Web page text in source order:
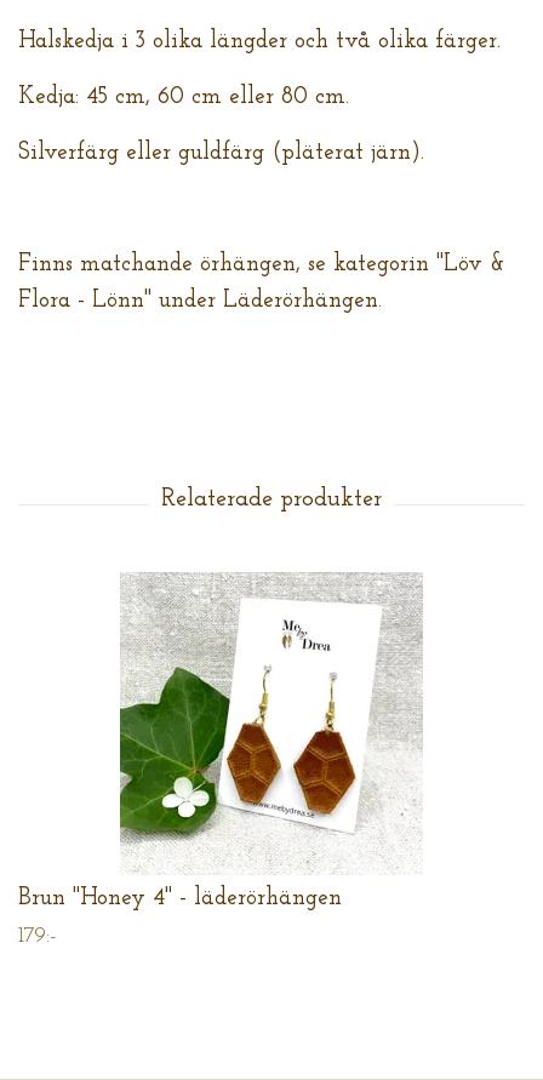
Halskedja i 3 olika längder och två olika färger.
Kedja: 45 cm, 60 cm eller 80 cm.
Silverfärg eller guldfärg (pläterat järn).
Finns matchande örhängen, se kategorin "Löv &
Flora - Lönn" under Läderörhängen.
Brun "Honey 4" - läderörhängen
179:-